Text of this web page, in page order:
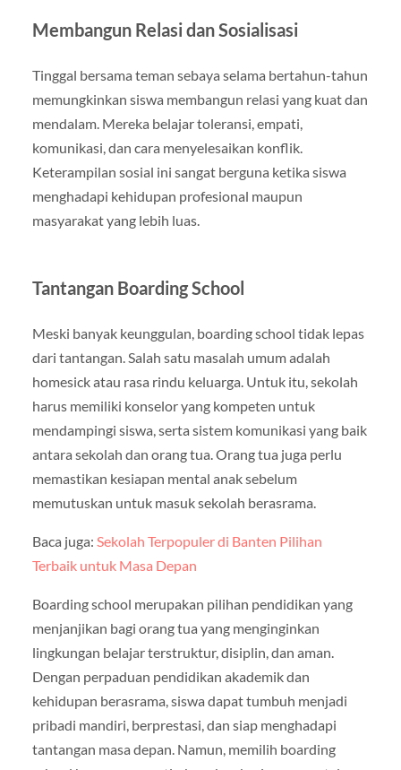
Membangun Relasi dan Sosialisasi
Tinggal bersama teman sebaya selama bertahun-tahun
memungkinkan siswa membangun relasi yang kuat dan
mendalam. Mereka belajar toleransi, empati,
komunikasi, dan cara menyelesaikan konflik.
Keterampilan sosial ini sangat berguna ketika siswa
menghadapi kehidupan profesional maupun
masyarakat yang lebih luas.
Tantangan Boarding School
Meski banyak keunggulan, boarding school tidak lepas
dari tantangan. Salah satu masalah umum adalah
homesick atau rasa rindu keluarga. Untuk itu, sekolah
harus memiliki konselor yang kompeten untuk
mendampingi siswa, serta sistem komunikasi yang baik
antara sekolah dan orang tua. Orang tua juga perlu
memastikan kesiapan mental anak sebelum
memutuskan untuk masuk sekolah berasrama.
Baca juga: Sekolah Terpopuler di Banten Pilihan
Terbaik untuk Masa Depan
Boarding school merupakan pilihan pendidikan yang
menjanjikan bagi orang tua yang menginginkan
lingkungan belajar terstruktur, disiplin, dan aman.
Dengan perpaduan pendidikan akademik dan
kehidupan berasrama, siswa dapat tumbuh menjadi
pribadi mandiri, berprestasi, dan siap menghadapi
tantangan masa depan. Namun, memilih boarding